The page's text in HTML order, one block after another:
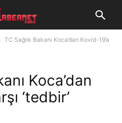
TC Sağlık Bakanı Koca’dan Kovid-19’a
Koca’dan
‘tedbir’